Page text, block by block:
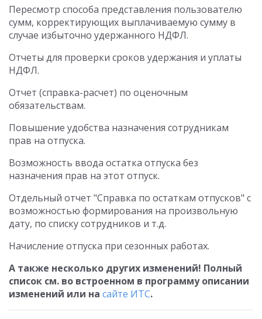
Пересмотр способа представления пользователю
сумм, корректирующих выплачиваемую сумму в
случае избыточно удержанного НДФЛ.
Отчеты для проверки сроков удержания и уплаты
НДФЛ.
Отчет (справка-расчет) по оценочным
обязательствам.
Повышение удобства назначения сотрудникам
прав на отпуска.
Возможность ввода остатка отпуска без
назначения прав на этот отпуск.
Отдельный отчет "Справка по остаткам отпусков" с
возможностью формирования на произвольную
дату, по списку сотрудников и т.д.
Начисление отпуска при сезонных работах.
А также несколько других изменений! Полный
список см. во встроенном в программу описании
изменений или на сайте ИТС.